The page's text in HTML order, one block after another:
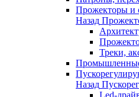
Прожекторы и
Назад
Треки,
Назад
Led-